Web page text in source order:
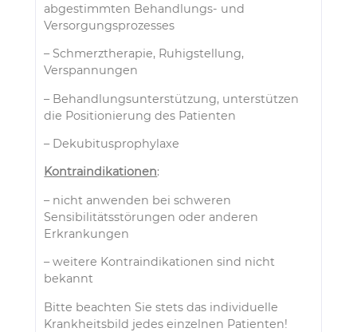
abgestimmten Behandlungs- und
Versorgungsprozesses
– Schmerztherapie, Ruhigstellung,
Verspannungen
– Behandlungsunterstützung, unterstützen
die Positionierung des Patienten
– Dekubitusprophylaxe
Kontraindikationen:
– nicht anwenden bei schweren
Sensibilitätsstörungen oder anderen
Erkrankungen
– weitere Kontraindikationen sind nicht
bekannt
Bitte beachten Sie stets das individuelle
Krankheitsbild jedes einzelnen Patienten!